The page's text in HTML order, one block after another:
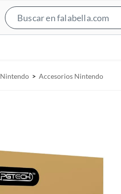
Nintendo Accesorios Nintendo